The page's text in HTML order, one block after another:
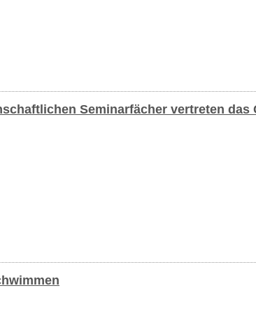
Seminarfächer vertreten das